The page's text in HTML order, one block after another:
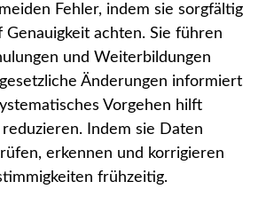
Fehler, indem sie sorgfältig
achten. Sie führen
und Weiterbildungen
Änderungen informiert
Vorgehen hilft
Indem sie Daten
erkennen und korrigieren
frühzeitig.